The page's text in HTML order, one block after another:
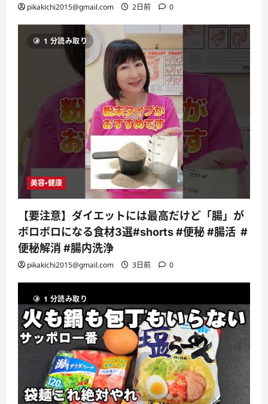
pikakichi2015@gmail.com 2日前 0
1 分読み取り
美容・健康
【要注意】ダイエットには最高だけど「腸」が
ボロボロになる食材3選#shorts #便秘 #腸活 #
便秘解消 #腸内洗浄
pikakichi2015@gmail.com 3日前 0
1 分読み取り